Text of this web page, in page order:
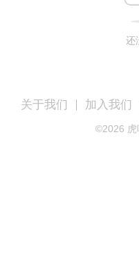
还
关于我们 加入我们
©2026